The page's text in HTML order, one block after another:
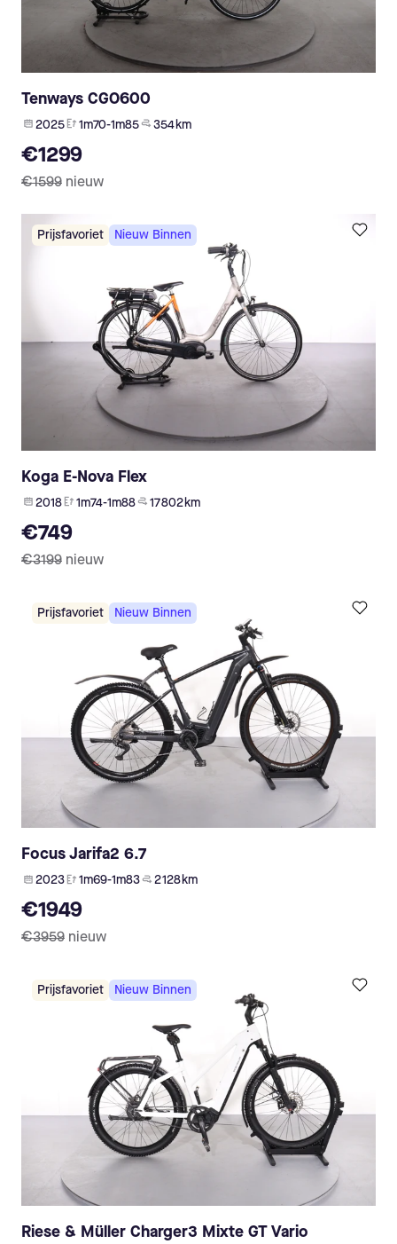
Tenways CGO600
2025 1m70-1m85 354 km
€1299
€1599 nieuw
Prijsfavoriet Nieuw Binnen
Koga E-Nova Flex
2018 1m74-1m88 17 802 km
€749
€3199 nieuw
Prijsfavoriet Nieuw Binnen
Focus Jarifa2 6.7
2023 1m69-1m83 2 128 km
€1949
€3959 nieuw
Prijsfavoriet Nieuw Binnen
Riese & Müller Charger3 Mixte GT Vario